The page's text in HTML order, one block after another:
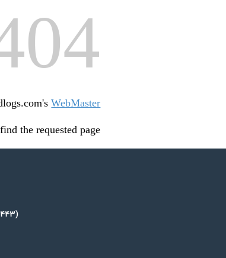
WebMaster
the requested page: